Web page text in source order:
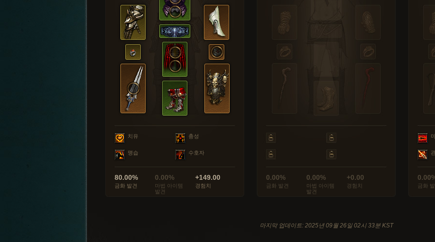
치유 충성
맹습 수호자
80.00%
금화 발견
0.00%
마법 아이템
발견
+149.00
경험치
0.00%
금화 발견
0.00%
마법 아이템
발견
+0.00
경험치 금화
마지막 업데이트: 2025년 09월 26일 02시 33분 KST